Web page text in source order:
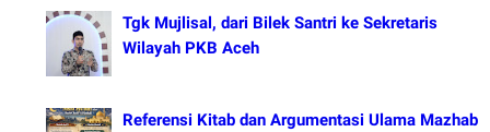
Tgk Mujlisal, dari Bilek Santri ke Sekretaris
Wilayah PKB Aceh
Referensi Kitab dan Argumentasi Ulama Mazhab